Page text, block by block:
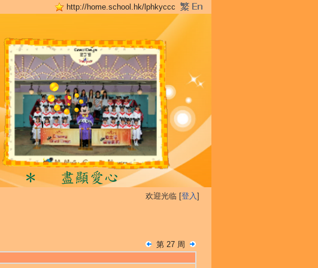
http://home.school.hk/lphkyccc
欢迎光临 [登入]
第 27 周